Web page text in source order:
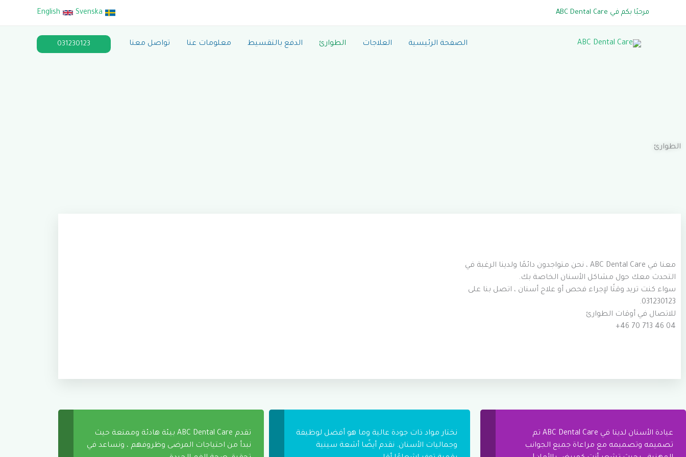
مرحبًا بكم في ABC Dental Care Svenska
English
الصفحة الرئيسية العلاجات الطوارئ الدفع بالتقسيط معلومات عنا تواصل معنا 031230123
الطوارئ
معنا في ABC Dental Care ، نحن متواجدون دائمًا ولدينا الرغبة في
التحدث معك حول مشاكل الأسنان الخاصة بك.
سواء كنت تريد وقتًا لإجراء فحص أو علاج أسنان ، اتصل بنا على
031230123.
للاتصال في أوقات الطوارئ
+46 70 713 46 04
عيادة الأسنان لدينا في ABC Dental Care تم
تصميمه وتصميمه مع مراعاة جميع الجوانب
نختار مواد ذات جودة عالية وما هو أفضل لوظيفة
وجماليات الأسنان. نقدم أيضًا أشعة سينية
تقدم ABC Dental Care بيئة هادئة وممتعة حيث
نبدأ من احتياجات المرضى وظروفهم ، ونساعد في